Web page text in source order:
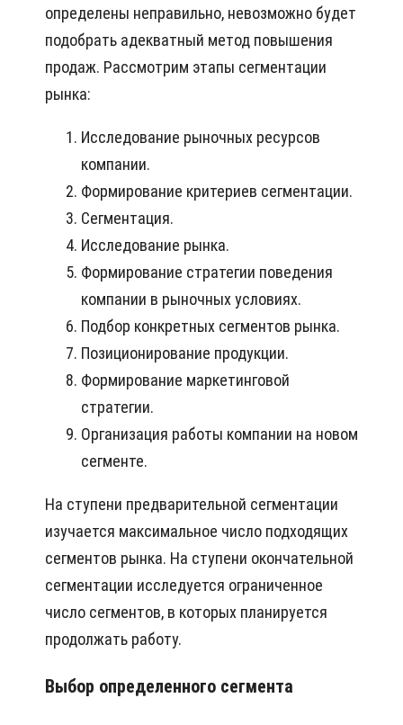
определены неправильно, невозможно будет
подобрать адекватный метод повышения
продаж. Рассмотрим этапы сегментации
рынка:
Исследование рыночных ресурсов
компании.
Формирование критериев сегментации.
Сегментация.
Исследование рынка.
Формирование стратегии поведения
компании в рыночных условиях.
Подбор конкретных сегментов рынка.
Позиционирование продукции.
Формирование маркетинговой
стратегии.
Организация работы компании на новом
сегменте.
На ступени предварительной сегментации
изучается максимальное число подходящих
сегментов рынка. На ступени окончательной
сегментации исследуется ограниченное
число сегментов, в которых планируется
продолжать работу.
Выбор определенного сегмента